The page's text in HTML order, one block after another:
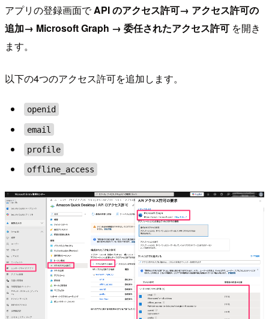
アプリの登録画面でAPI のアクセス許可→ アクセス許可の
追加→ Microsoft Graph → 委任されたアクセス許可 を開き
ます。
以下の4つのアクセス許可を追加します。
openid
email
profile
offline_access